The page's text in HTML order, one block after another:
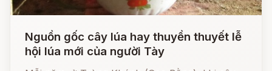
Nguồn gốc cây lúa hay thuyền thuyết lễ
hội lúa mới của người Tày